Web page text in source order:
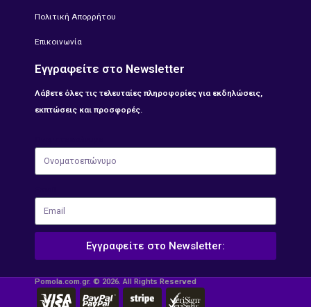
Πολιτική Απορρήτου
Επικοινωνία
Εγγραφείτε στο Newsletter
Λάβετε όλες τις τελευταίες πληροφορίες για εκδηλώσεις,
εκπτώσεις και προσφορές.
Εγγραφείτε στο Newsletter:
Pomola.com.gr. © 2026. All Rights Reserved